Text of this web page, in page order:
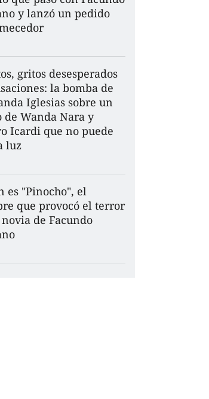
y lanzó un pedido
gritos desesperados
la bomba de
Iglesias sobre un
de Wanda Nara y
Icardi que no puede
luz
es "Pinocho", el
que provocó el terror
de Facundo